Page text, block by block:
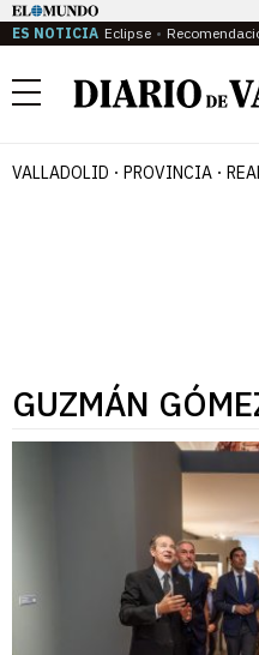
ES NOTICIA Eclipse
Menú
VALLADOLID PROVINCIA
GUZMÁN